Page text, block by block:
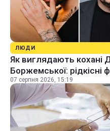
ЛЮДИ
Як виглядають кохані
Боржемської: рідкісні
07 серпня 2026, 15:19